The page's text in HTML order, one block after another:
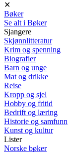
✕
Bøker
Se alt i Bøker
Sjangere
Skjønnlitteratur
Krim og spenning
Biografier
Barn og unge
Mat og drikke
Reise
Kropp og sjel
Hobby og fritid
Bedrift og læring
Historie og samfunn
Kunst og kultur
Lister
Norske bøker